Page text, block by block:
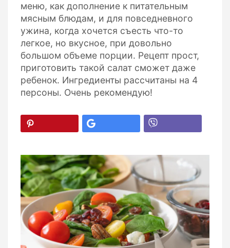
меню, как дополнение к питательным
мясным блюдам, и для повседневного
ужина, когда хочется съесть что-то
легкое, но вкусное, при довольно
большом объеме порции. Рецепт прост,
приготовить такой салат сможет даже
ребенок. Ингредиенты рассчитаны на 4
персоны. Очень рекомендую!